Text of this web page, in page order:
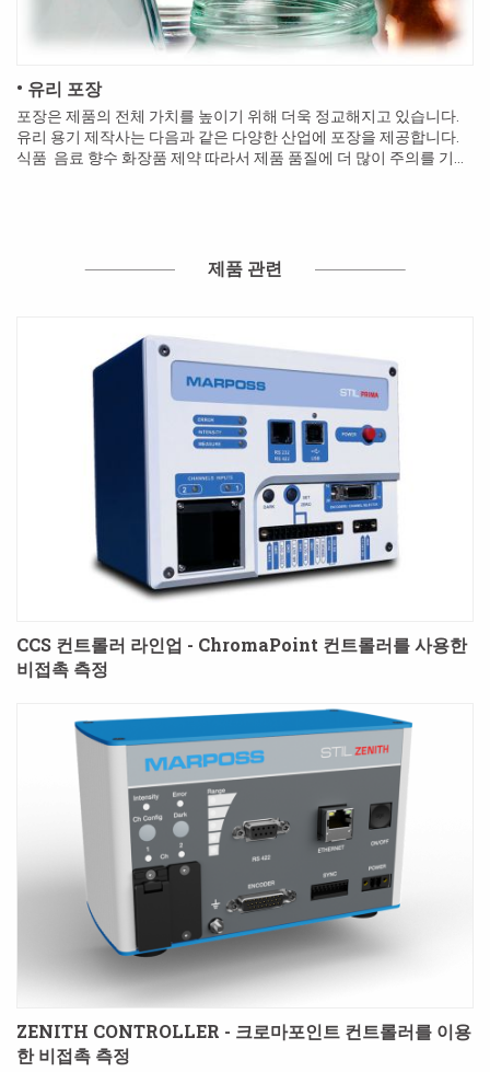
• 유리 포장
포장은 제품의 전체 가치를 높이기 위해 더욱 정교해지고 있습니다.
유리 용기 제작사는 다음과 같은 다양한 산업에 포장을 제공합니다.
식품 음료 향수 화장품 제약 따라서 제품 품질에 더 많이 주의를 기울
제품 관련
CCS 컨트롤러 라인업 - ChromaPoint 컨트롤러를 사용한
비접촉 측정
ZENITH CONTROLLER - 크로마포인트 컨트롤러를 이용
한 비접촉 측정